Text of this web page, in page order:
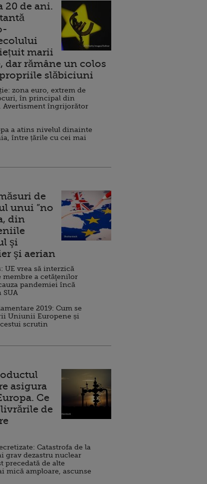
20 de ani.
marii
dar rămâne un colos
slăbiciuni
zona euro, extrem de
în principal din
Avertisment îngrijorător
a atins nivelul dinainte
între țările cu cei mai
de
unui ”no
din
şi
şi aerian
UE vrea să interzică
a cetăţenilor
pandemiei încă
2019: Cum se
Uniunii Europene și
scrutin
asigura
Ce
de
Catastrofa de la
grav dezastru nuclear
precedată de alte
mică amploare, ascunse